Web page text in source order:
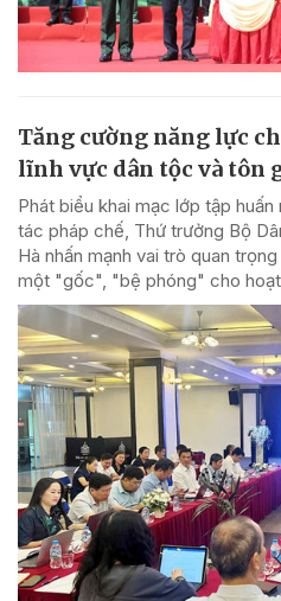
Tăng cường năng lực
lĩnh vực dân tộc và tôn
Phát biểu khai mạc lớp tập
tác pháp chế, Thứ trưởng Bộ
Hà nhấn mạnh vai trò quan
một "gốc", "bệ phóng" cho